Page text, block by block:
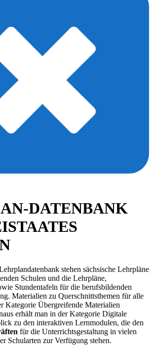
DATENBANK
stehen sächsische Lehrpläne
Schulen und die Lehrpläne,
Stundentafeln für die berufsbildenden
Materialien zu Querschnittsthemen für alle
Kategorie Übergreifende Materialien
erhält man in der Kategorie Digitale
zu den interaktiven Lernmodulen, die den
für die Unterrichtsgestaltung in vielen
Schularten zur Verfügung stehen.